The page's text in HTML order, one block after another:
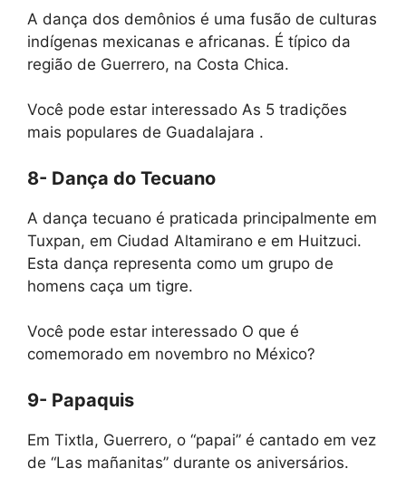
A dança dos demônios é uma fusão de culturas
indígenas mexicanas e africanas. É típico da
região de Guerrero, na Costa Chica.
Você pode estar interessado As 5 tradições
mais populares de Guadalajara .
8- Dança do Tecuano
A dança tecuano é praticada principalmente em
Tuxpan, em Ciudad Altamirano e em Huitzuci.
Esta dança representa como um grupo de
homens caça um tigre.
Você pode estar interessado O que é
comemorado em novembro no México?
9- Papaquis
Em Tixtla, Guerrero, o “papai” é cantado em vez
de “Las mañanitas” durante os aniversários.